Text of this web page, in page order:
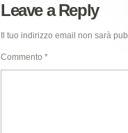
Leave a Reply
Il tuo indirizzo email non sarà
Commento *